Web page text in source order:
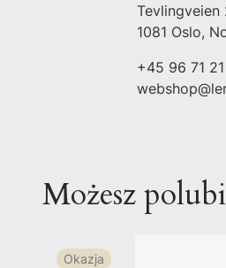
Tevlingveien
1081 Oslo,
+45 96 71
Możesz
Okazja